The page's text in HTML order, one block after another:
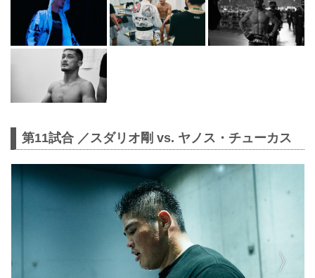
第11試合 ／スダリオ剛 vs. ヤノス・チューカス